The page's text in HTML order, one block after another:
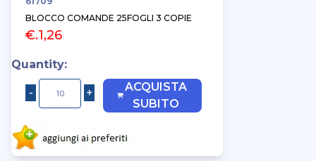
BLOCCO COMANDE 25FOGLI 3 COPIE
€.1,26
Quantity:
ACQUISTA
SUBITO